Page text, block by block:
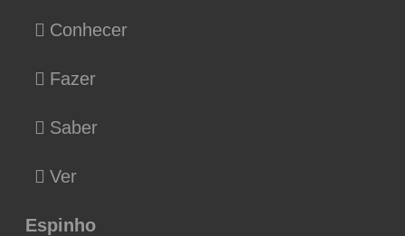
Conhecer
Fazer
Saber
Ver
Espinho